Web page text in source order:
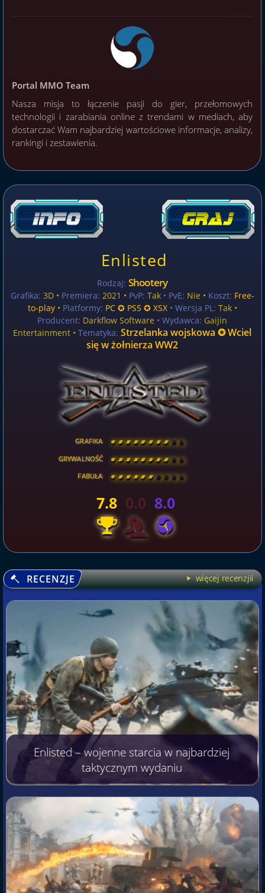
Portal MMO Team
Nasza misja to łączenie pasji do gier, przełomowych
technologii i zarabiania online z trendami w mediach, aby
dostarczać Wam najbardziej wartościowe informacje, analizy,
rankingi i zestawienia.
Enlisted
Rodzaj: Shootery
Grafika: 3D • Premiera: 2021 • PvP: Tak• PvE: Nie • Koszt: Free-
to-play• Platformy: PC ✪ PS5 ✪ XSX• Wersja PL: Tak•
Producent: Darkflow Software • Wydawca: Gaijin
Entertainment •Tematyka: Strzelanka wojskowa ✪ Wciel
się w żołnierza WW2
GRAFIKA [ \ \ \ \ \ \ \ \ ]
GRYWALNOŚĆ [ \ \ \ \ \ \ \ \ ]
FABUŁA [ \ \ \ \ \ \ \ \ ]
7.8 0.0 8.0
RECENZJE więcej recenzjii
Enlisted – wojenne starcia w najbardziej
taktycznym wydaniu